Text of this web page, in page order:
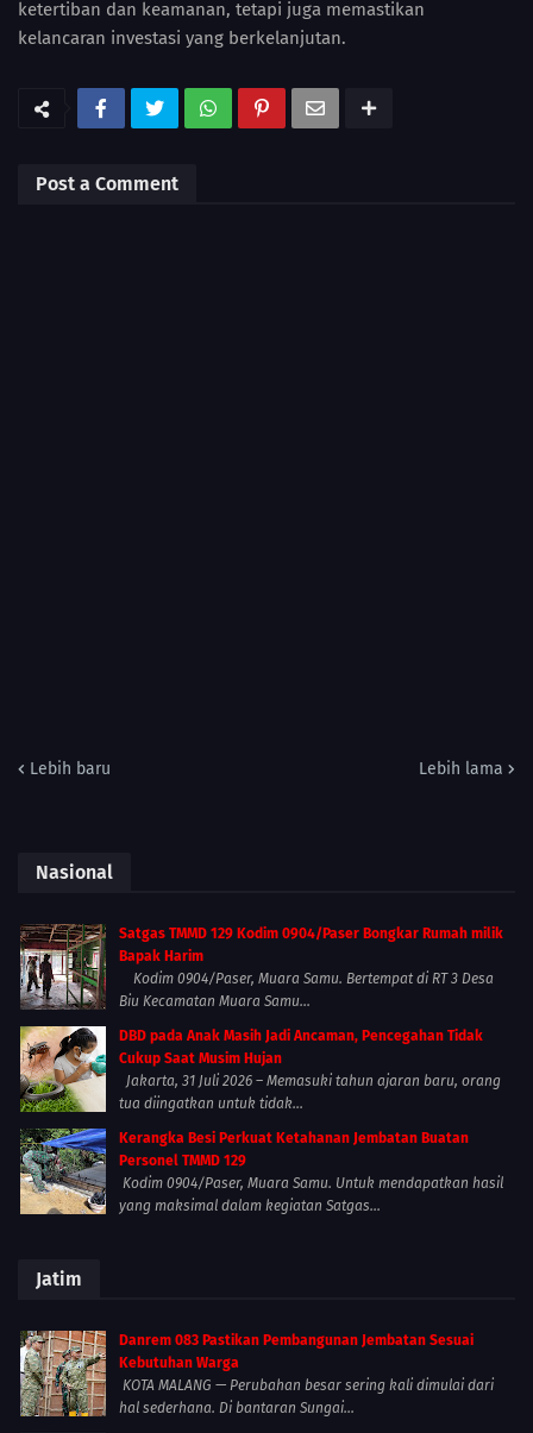
ketertiban dan keamanan, tetapi juga memastikan
kelancaran investasi yang berkelanjutan.
Post a Comment
Lebih baru Lebih lama
Nasional
Satgas TMMD 129 Kodim 0904/Paser Bongkar Rumah milik
Bapak Harim
Kodim 0904/Paser, Muara Samu. Bertempat di RT 3 Desa
Biu Kecamatan Muara Samu...
DBD pada Anak Masih Jadi Ancaman, Pencegahan Tidak
Cukup Saat Musim Hujan
Jakarta, 31 Juli 2026 – Memasuki tahun ajaran baru, orang
tua diingatkan untuk tidak...
Kerangka Besi Perkuat Ketahanan Jembatan Buatan
Personel TMMD 129
Kodim 0904/Paser, Muara Samu. Untuk mendapatkan hasil
yang maksimal dalam kegiatan Satgas...
Jatim
Danrem 083 Pastikan Pembangunan Jembatan Sesuai
Kebutuhan Warga
KOTA MALANG — Perubahan besar sering kali dimulai dari
hal sederhana. Di bantaran Sungai...